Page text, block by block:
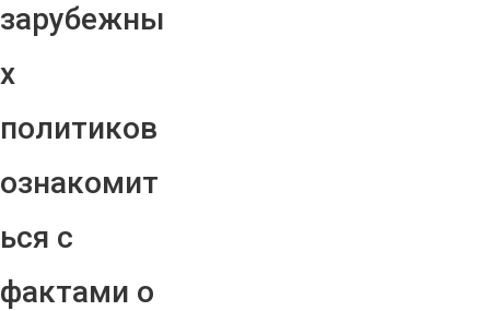
зарубежны
х
политиков
ознакомит
ься с
фактами о